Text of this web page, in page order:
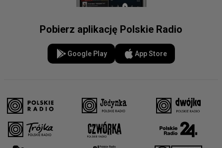
Pobierz aplikację Polskie Radio
Google Play App Store